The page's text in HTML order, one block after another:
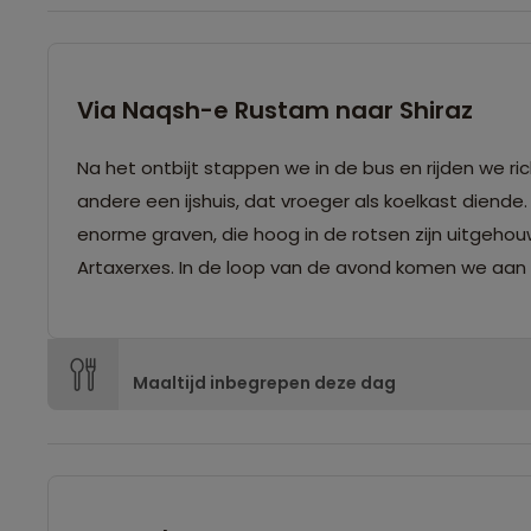
Via Naqsh-e Rustam naar Shiraz
Na het ontbijt stappen we in de bus en rijden we
andere een ijshuis, dat vroeger als koelkast
enorme graven, die hoog in de rotsen zijn
Artaxerxes. In de loop van de avond komen we
Maaltijd inbegrepen deze dag